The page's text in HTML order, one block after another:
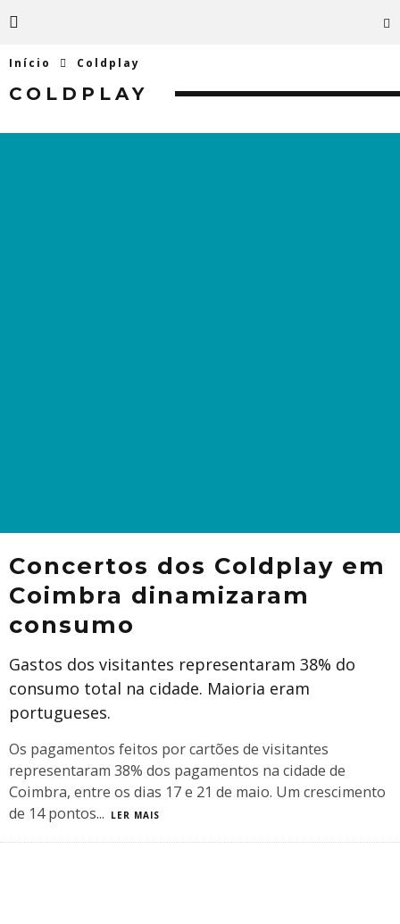
Início Coldplay
COLDPLAY
Concertos dos Coldplay em
Coimbra dinamizaram
consumo
Gastos dos visitantes representaram 38% do
consumo total na cidade. Maioria eram
portugueses.
Os pagamentos feitos por cartões de visitantes
representaram 38% dos pagamentos na cidade de
Coimbra, entre os dias 17 e 21 de maio. Um crescimento
de 14 pontos... LER MAIS